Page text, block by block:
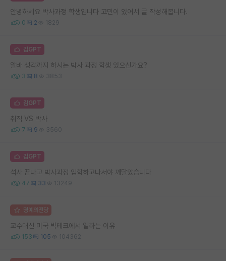
안녕하세요 박사과정 학생입니다 고민이 있어서 글 작성해봅니다.
0 2 1829
김GPT
알바 생각까지 하시는 박사 과정 학생 있으신가요?
3 8 3853
김GPT
취직 VS 박사
7 9 3560
김GPT
석사 끝나고 박사과정 입학하고나서야 깨달았습니다
47 33 13249
명예의전당
교수대신 미국 빅테크에서 일하는 이유
153 105 104362